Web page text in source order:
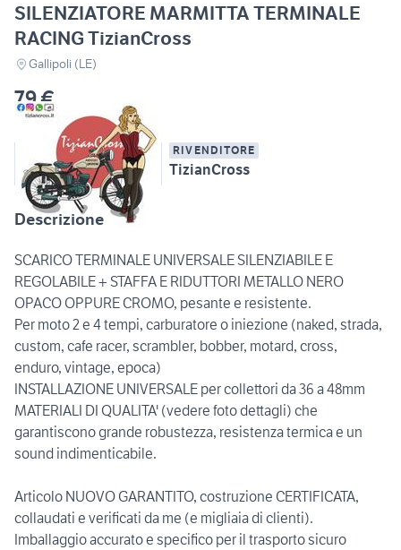
SILENZIATORE MARMITTA TERMINALE
RACING TizianCross
Gallipoli (LE)
79 €
RIVENDITORE
TizianCross
Descrizione
SCARICO TERMINALE UNIVERSALE SILENZIABILE E
REGOLABILE + STAFFA E RIDUTTORI METALLO NERO
OPACO OPPURE CROMO, pesante e resistente.
Per moto 2 e 4 tempi, carburatore o iniezione (naked, strada,
custom, cafe racer, scrambler, bobber, motard, cross,
enduro, vintage, epoca)
INSTALLAZIONE UNIVERSALE per collettori da 36 a 48mm
MATERIALI DI QUALITA' (vedere foto dettagli) che
garantiscono grande robustezza, resistenza termica e un
sound indimenticabile.
Articolo NUOVO GARANTITO, costruzione CERTIFICATA,
collaudati e verificati da me (e migliaia di clienti).
Imballaggio accurato e specifico per il trasporto sicuro